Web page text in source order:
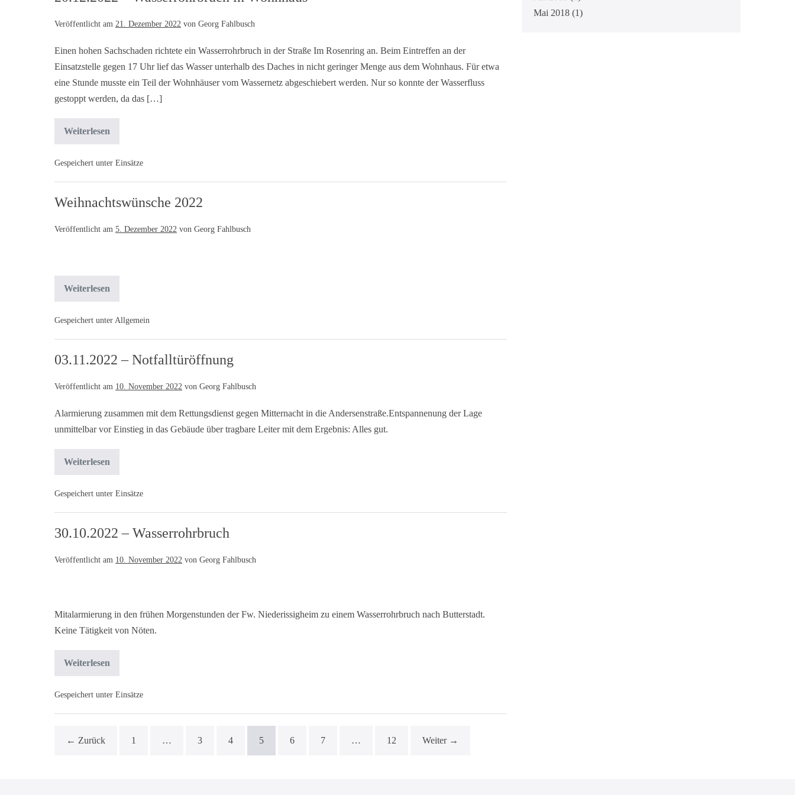
Veröffentlicht am 21. Dezember 2022 von Georg Fahlbusch
Einen hohen Sachschaden richtete ein Wasserrohrbruch in der Straße Im Rosenring an. Beim Eintreffen an der
Einsatzstelle gegen 17 Uhr lief das Wasser unterhalb des Daches in nicht geringer Menge aus dem Wohnhaus. Für etwa
eine Stunde musste ein Teil der Wohnhäuser vom Wassernetz abgeschiebert werden. Nur so konnte der Wasserfluss
gestoppt werden, da das […]
Weiterlesen
Gespeichert unter Einsätze
Weihnachtswünsche 2022
Veröffentlicht am 5. Dezember 2022 von Georg Fahlbusch
Weiterlesen
Gespeichert unter Allgemein
03.11.2022 – Notfalltüröffnung
Veröffentlicht am 10. November 2022 von Georg Fahlbusch
Alarmierung zusammen mit dem Rettungsdienst gegen Mitternacht in die Andersenstraße.Entspannenung der Lage
unmittelbar vor Einstieg in das Gebäude über tragbare Leiter mit dem Ergebnis: Alles gut.
Weiterlesen
Gespeichert unter Einsätze
30.10.2022 – Wasserrohrbruch
Veröffentlicht am 10. November 2022 von Georg Fahlbusch
Mitalarmierung in den frühen Morgenstunden der Fw. Niederissigheim zu einem Wasserrohrbruch nach Butterstadt.
Keine Tätigkeit von Nöten.
Weiterlesen
Gespeichert unter Einsätze
← Zurück 1 … 3 4 5 6 7 … 12 Weiter →
Mai 2018(1)